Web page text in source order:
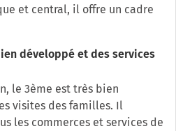
et central, il offre un cadre
développé et des services
le 3ème est très bien
visites des familles. Il
les commerces et services de